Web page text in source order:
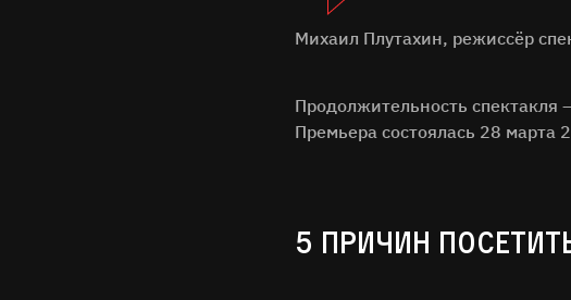
Михаил Плутахин, режиссёр
Продолжительность спектакля
Премьера состоялась 28 марта
5 ПРИЧИН